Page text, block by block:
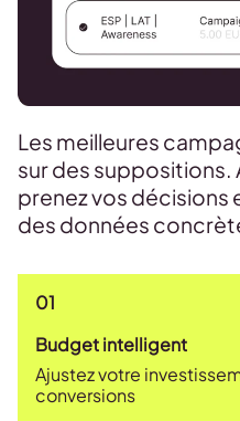
Les meilleures
sur des suppositions.
prenez vos décisions
des données
01
Budget intelligent
Ajustez votre
conversions